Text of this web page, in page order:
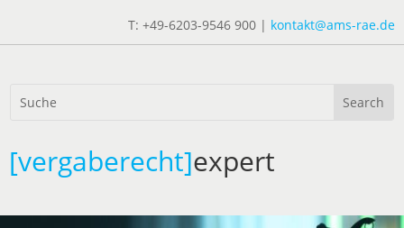
T: +49-6203-9546 900 | kontakt@ams-rae.de
[vergaberecht]expert